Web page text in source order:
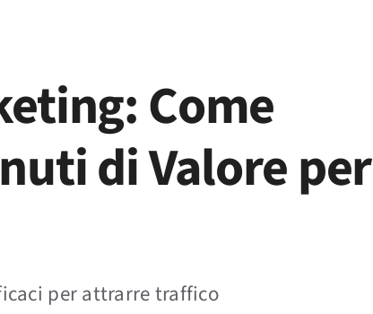
Come
di Valore per
per attrarre traffico